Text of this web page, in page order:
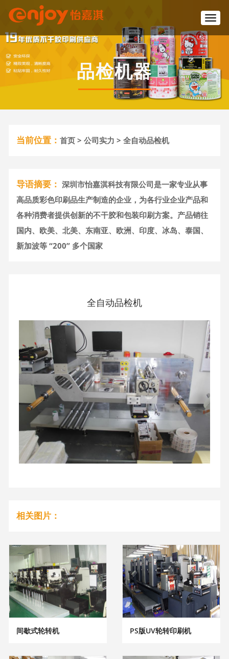
T
o
g
g
l
e
n
a
v
i
品检机器
当前位置：首页>公司实力 > 全自动品检机
导语摘要： 深圳市怡嘉淇科技有限公司是一家专业从事
高品质彩色印刷品生产制造的企业，为各行业企业产品和
各种消费者提供创新的不干胶和包装印刷方案。产品销往
国内、欧美、北美、东南亚、欧洲、印度、冰岛、泰国、
新加波等 “200” 多个国家
全自动品检机
相关图片：
间歇式轮转机 PS版UV轮转印刷机